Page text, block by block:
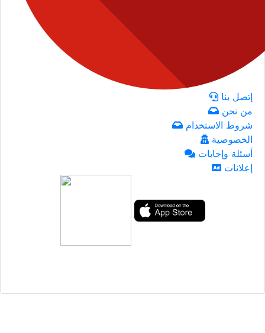
إتصل بنا
من نحن
شروط الاستخدام
الخصوصية
أسئلة وإجابات
إعلانات